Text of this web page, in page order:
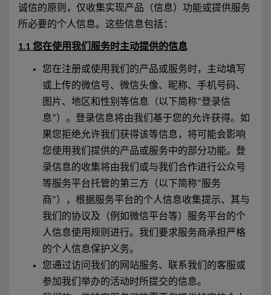
诚信的原则，仅收集实现产品（信息）功能或提供服务
所必要的个人信息。这些信息包括：
1.1 您在使用我们服务时主动提供的信息
您在注册或使用我们的产品或服务时，主动填写
或上传的微信号、微信头像、昵称、手机号码、
图片、地区和性别等信息（以下简称“登录信
息”）。登录信息将由我们基于您的允许获得。如
果您拒绝允许我们获得该等信息，将可能会影响
您使用我们提供的产品或服务中的部分功能。登
录信息的收集将由我们或与我们合作进行公众号
等服务平台托管的第三方（以下简称“服务
商”），根据服务平台的个人信息收集提示、其与
我们的协议及（例如微信平台等）服务平台的个
人信息使用规则进行。我们要求服务商承担严格
的个人信息保护义务。
您通过访问我们的网站服务、联系我们的客服或
参加我们举办的活动时所提交的信息。